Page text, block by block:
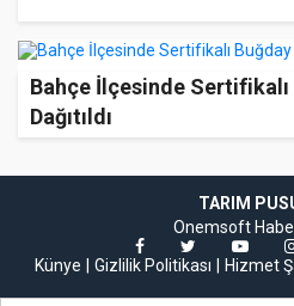
Bahçe İlçesinde
Dağıtıldı
TARIM
Onemsoft
Künye
Gizlilik Politikası Hizmet